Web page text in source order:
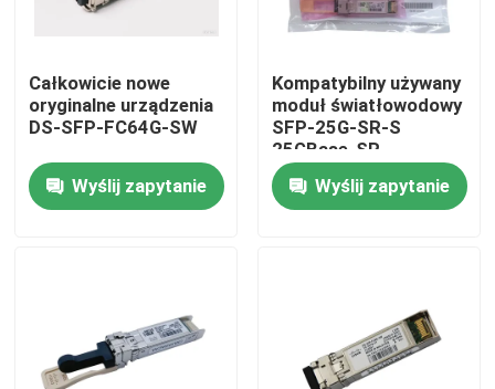
Skontaktuj się z nami
Aktualności
Moduł 100G QSFP28
Całkowicie nowe
oryginalne urządzenia
DS-SFP-FC64G-SW
Wyślij zapytanie
Kompatybilny używany
moduł światłowodowy
SFP-25G-SR-S
25GBase-SR
Transceiver SFP28
Wyślij zapytanie